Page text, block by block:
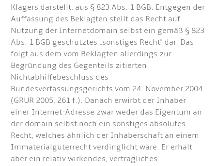
Klägers darstellt, aus § 823 Abs. 1 BGB. Entgegen der
Auffassung des Beklagten stellt das Recht auf
Nutzung der Internetdomain selbst ein gemäß § 823
Abs. 1 BGB geschütztes „sonstiges Recht" dar. Das
folgt aus dem vom Beklagten allerdings zur
Begründung des Gegenteils zitierten
Nichtabhilfebeschluss des
Bundesverfassungsgerichts vom 24. November 2004
(GRUR 2005, 261 f.). Danach erwirbt der Inhaber
einer Internet-Adresse zwar weder das Eigentum an
der domain selbst noch ein sonstiges absolutes
Recht, welches ähnlich der Inhaberschaft an einem
Immaterialgüterrecht verdinglicht wäre. Er erhält
aber ein relativ wirkendes, vertragliches